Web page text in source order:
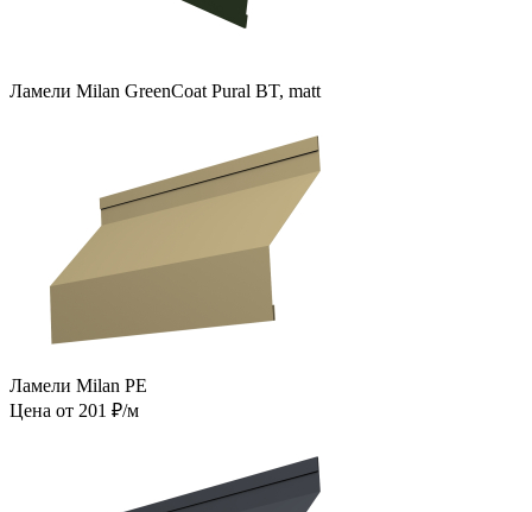
Ламели Milan GreenCoat Pural BT, matt
Ламели Milan PE
Цена от 201 ₽/м